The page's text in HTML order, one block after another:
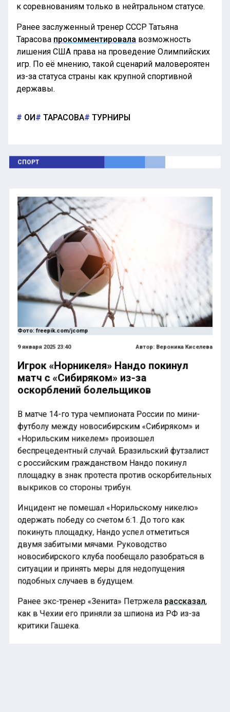
к соревнованиям только в нейтральном статусе.
Ранее заслуженный тренер СССР Татьяна
Тарасова прокомментировала возможность
лишения США права на проведение Олимпийских
игр. По её мнению, такой сценарий маловероятен
из-за статуса страны как крупной спортивной
державы.
ОИ ТАРАСОВА ТУРНИРЫ
СПОРТ
Фото: freepik.com/jcomp
9 января 2025 23:40 Автор: Вероника Киселева
Игрок «Норникеля» Нандо покинул
матч с «Сибиряком» из-за
оскорблений болельщиков
В матче 14-го тура чемпионата России по мини-
футболу между новосибирским «Сибиряком» и
«Норильским никелем» произошел
беспрецедентный случай. Бразильский футзалист
с российским гражданством Нандо покинул
площадку в знак протеста против оскорбительных
выкриков со стороны трибун.
Инцидент не помешал «Норильскому никелю»
одержать победу со счетом 6:1. До того как
покинуть площадку, Нандо успел отметиться
двумя забитыми мячами. Руководство
новосибирского клуба пообещало разобраться в
ситуации и принять меры для недопущения
подобных случаев в будущем.
Ранее экс-тренер «Зенита» Петржела рассказал,
как в Чехии его приняли за шпиона из РФ из-за
критики Гашека.